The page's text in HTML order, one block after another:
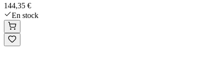
144,35 €
En stock